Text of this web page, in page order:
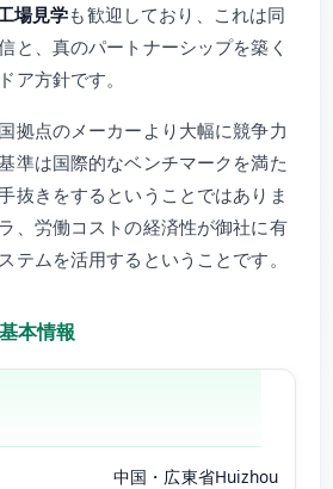
場見学も歓迎しており、これは同
と、真のパートナーシップを築く
ア方針です。
拠点のメーカーより大幅に競争力
準は国際的なベンチマークを満た
抜きをするということではありま
、労働コストの経済性が御社に有
テムを活用するということです。
本情報
中国・広東省Huizhou